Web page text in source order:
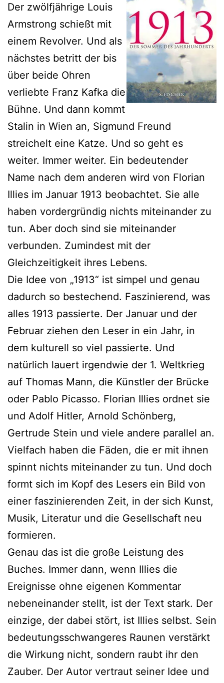
Der zwölfjährige Louis
Armstrong schießt mit
einem Revolver. Und als
nächstes betritt der bis
über beide Ohren
verliebte Franz Kafka die
Bühne. Und dann kommt
Stalin in Wien an, Sigmund Freund
streichelt eine Katze. Und so geht es
weiter. Immer weiter. Ein bedeutender
Name nach dem anderen wird von Florian
Illies im Januar 1913 beobachtet. Sie alle
haben vordergründig nichts miteinander zu
tun. Aber doch sind sie miteinander
verbunden. Zumindest mit der
Gleichzeitigkeit ihres Lebens.
Die Idee von „1913“ ist simpel und genau
dadurch so bestechend. Faszinierend, was
alles 1913 passierte. Der Januar und der
Februar ziehen den Leser in ein Jahr, in
dem kulturell so viel passierte. Und
natürlich lauert irgendwie der 1. Weltkrieg
auf Thomas Mann, die Künstler der Brücke
oder Pablo Picasso. Florian Illies ordnet sie
und Adolf Hitler, Arnold Schönberg,
Gertrude Stein und viele andere parallel an.
Vielfach haben die Fäden, die er mit ihnen
spinnt nichts miteinander zu tun. Und doch
formt sich im Kopf des Lesers ein Bild von
einer faszinierenden Zeit, in der sich Kunst,
Musik, Literatur und die Gesellschaft neu
formieren.
Genau das ist die große Leistung des
Buches. Immer dann, wenn Illies die
Ereignisse ohne eigenen Kommentar
nebeneinander stellt, ist der Text stark. Der
einzige, der dabei stört, ist Illies selbst. Sein
bedeutungsschwangeres Raunen verstärkt
die Wirkung nicht, sondern raubt ihr den
Zauber. Der Autor vertraut seiner Idee und